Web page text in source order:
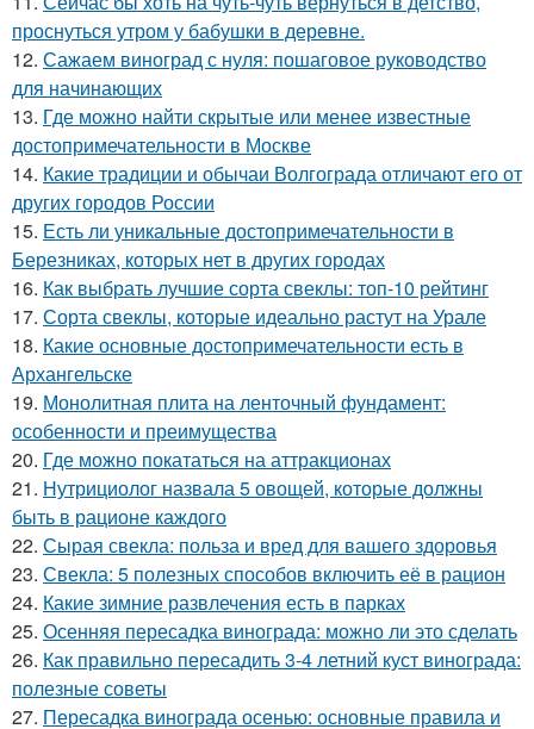
проснуться утром у бабушки в деревне.
12. Сажаем виноград с нуля: пошаговое руководство
для начинающих
13. Где можно найти скрытые или менее известные
достопримечательности в Москве
14. Какие традиции и обычаи Волгограда отличают его от
других городов России
15. Есть ли уникальные достопримечательности в
Березниках, которых нет в других городах
16. Как выбрать лучшие сорта свеклы: топ-10 рейтинг
17. Сорта свеклы, которые идеально растут на Урале
18. Какие основные достопримечательности есть в
Архангельске
19. Монолитная плита на ленточный фундамент:
особенности и преимущества
20. Где можно покататься на аттракционах
21. Нутрициолог назвала 5 овощей, которые должны
быть в рационе каждого
22. Сырая свекла: польза и вред для вашего здоровья
23. Свекла: 5 полезных способов включить её в рацион
24. Какие зимние развлечения есть в парках
25. Осенняя пересадка винограда: можно ли это сделать
26. Как правильно пересадить 3-4 летний куст винограда:
полезные советы
27. Пересадка винограда осенью: основные правила и